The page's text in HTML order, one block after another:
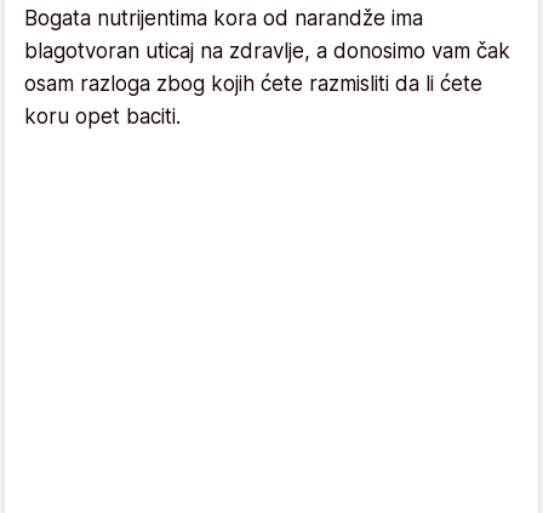
Bogata nutrijentima kora od narandže ima
blagotvoran uticaj na zdravlje, a donosimo vam čak
osam razloga zbog kojih ćete razmisliti da li ćete
koru opet baciti.